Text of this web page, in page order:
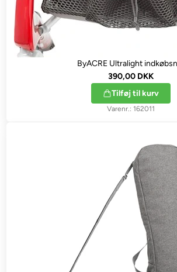
ByACRE Ultralight
390,00 DKK
Tilføj til kurv
162011